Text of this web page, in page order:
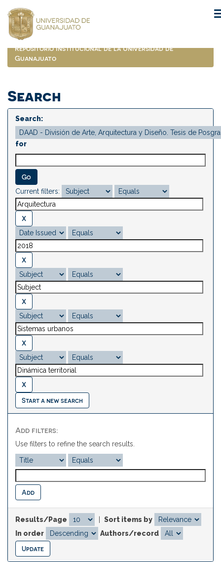
navigation
Repositorio Institucional de la Universidad de
Guanajuato
Search
Search:
for
Current filters:
Start a new search
Add filters:
Use filters to refine the search results.
Results/Page
Sort items by
In order
Authors/record